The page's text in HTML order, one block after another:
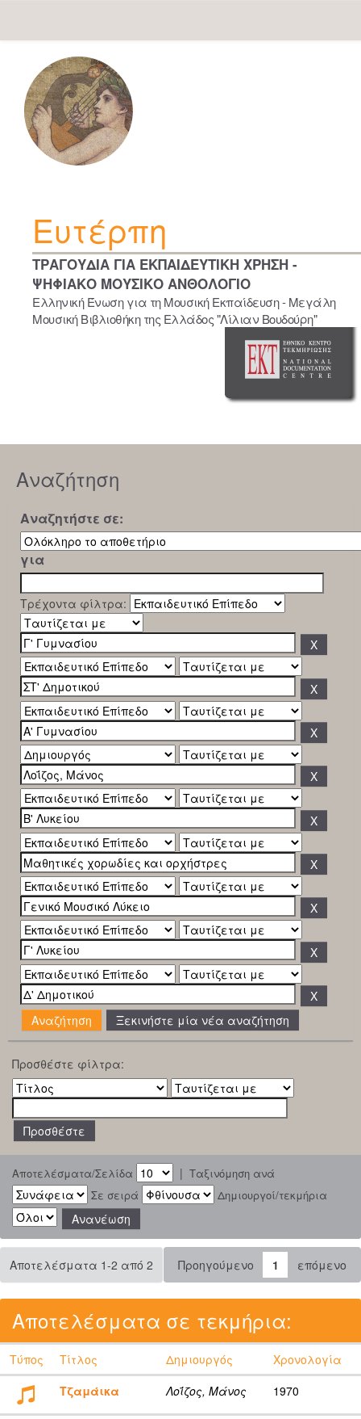
navigation
Ευτέρπη
ΤΡΑΓΟΥΔΙΑ ΓΙΑ ΕΚΠΑΙΔΕΥΤΙΚΗ ΧΡΗΣΗ -
ΨΗΦΙΑΚΟ ΜΟΥΣΙΚΟ ΑΝΘΟΛΟΓΙΟ
Ελληνική Ένωση για τη Μουσική Εκπαίδευση - Μεγάλη
Μουσική Βιβλιοθήκη της Ελλάδος "Λίλιαν Βουδούρη"
Αναζήτηση
Αναζητήστε σε:
για
Τρέχοντα φίλτρα:
Ξεκινήστε μία νέα αναζήτηση
Προσθέστε φίλτρα:
Αποτελέσματα/Σελίδα | Ταξινόμηση ανά
Σε σειρά
Δημιουργοί/τεκμήρια
Αποτελέσματα 1-2 από 2 Προηγούμενο 1 επόμενο
Αποτελέσματα σε τεκμήρια:
Τύπος Τίτλος Δημιουργός
Χρονολογία
Τζαμάικα
Λοΐζος, Μάνος 1970